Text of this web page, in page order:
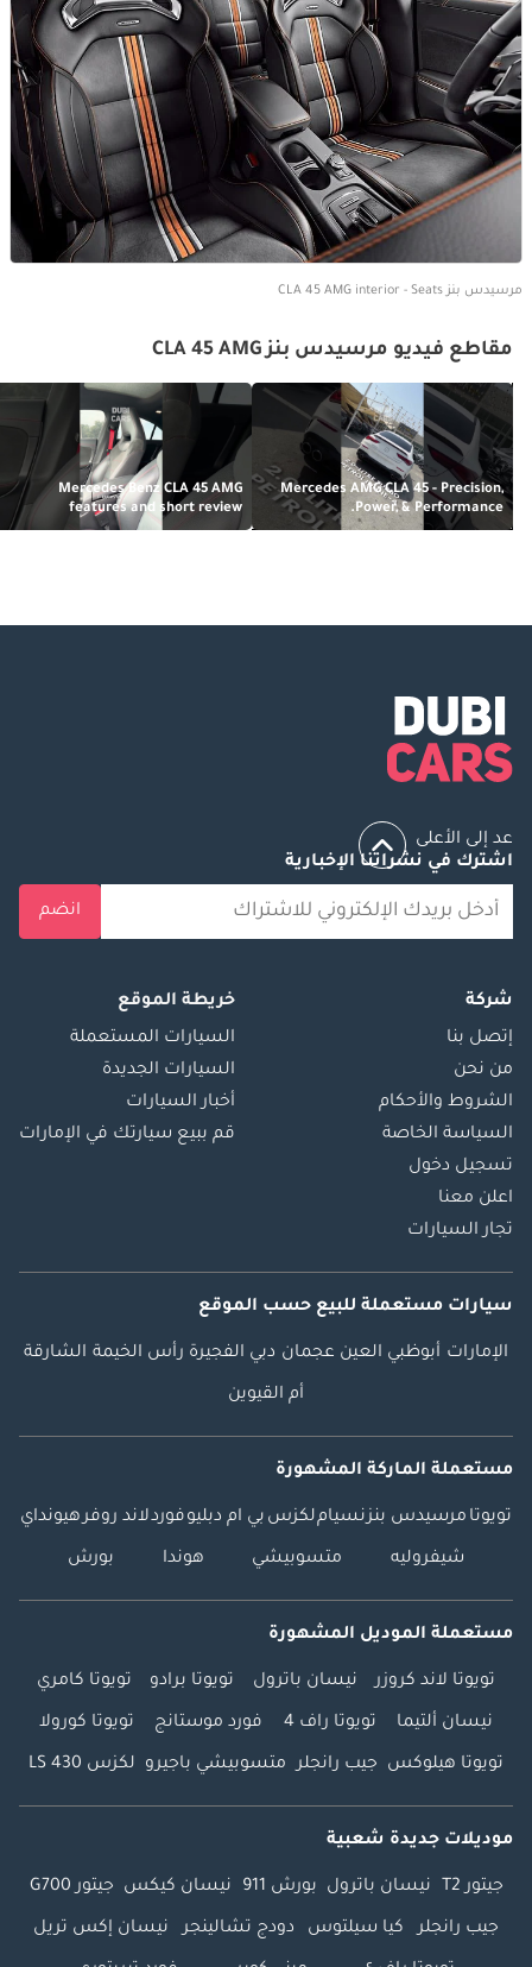
مرسيدس بنز CLA 45 AMG interior - Seats
مقاطع فيديو مرسيدس بنز CLA 45 AMG
Mercedes AMG CLA 45 - Precision,
Power, & Performance.
Mercedes Benz CLA 45 AMG
features and short review
عد إلى الأعلى
اشترك في نشراتنا الإخبارية
انضم
شركة
إتصل بنا
من نحن
الشروط والأحكام
السياسة الخاصة
تسجيل دخول
اعلن معنا
تجار السيارات
خريطة الموقع
السيارات المستعملة
السيارات الجديدة
أخبار السيارات
قم ببيع سيارتك في الإمارات
سيارات مستعملة للبيع حسب الموقع
الإمارات أبوظبي العين عجمان دبي الفجيرة رأس الخيمة الشارقة
أم القيوين
مستعملة الماركة المشهورة
تويوتا مرسيدس بنزنسياملكزس بي ام دبليوفوردلاند روفرهيونداي
شيفروليه متسوبيشي هوندا بورش
مستعملة الموديل المشهورة
تويوتا لاند كروزر نيسان باترول تويوتا برادو تويوتا كامري
نيسان ألتيما تويوتا راف 4 فورد موستانج تويوتا كورولا
تويوتا هيلوكس جيب رانجلر متسوبيشي باجيرو لكزس LS 430
موديلات جديدة شعبية
جيتور T2 نيسان باترول بورش 911 نيسان كيكس جيتور G700
جيب رانجلر كيا سيلتوس دودج تشالينجر نيسان إكس تريل